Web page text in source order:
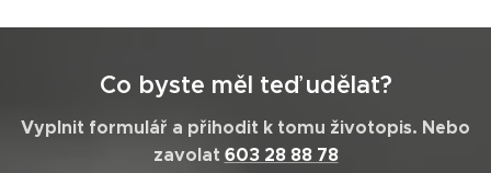
Co byste měl teď udělat?
Vyplnit formulář a přihodit k tomu životopis. Nebo
zavolat 603 28 88 78